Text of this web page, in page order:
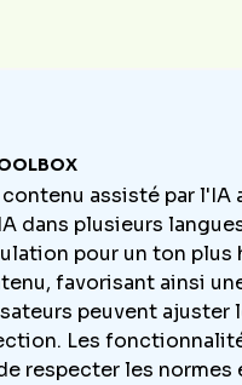
assisté par l'IA
plusieurs
pour un ton plus
favorisant ainsi
peuvent ajuster
Les
respecter les